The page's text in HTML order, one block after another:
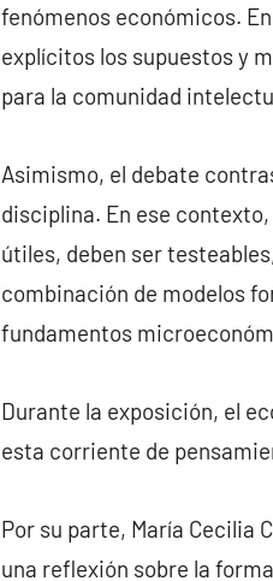
fenómenos económicos.
explícitos los supuestos y
para la comunidad
Asimismo, el debate
disciplina. En ese
útiles, deben ser
combinación de modelos
fundamentos
Durante la exposición, el
esta corriente de
Por su parte, María Cecilia
una reflexión sobre la